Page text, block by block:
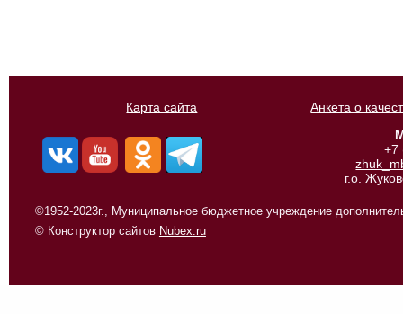
Карта сайта
Анкета о
+7
г.о.
©1952-2023г., Муниципальное бюджетное учреждение
© Конструктор сайтов Nubex.ru